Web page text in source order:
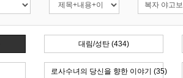
대림/성탄 (434)
로사수녀의 당신을 향한 이야기 (35)